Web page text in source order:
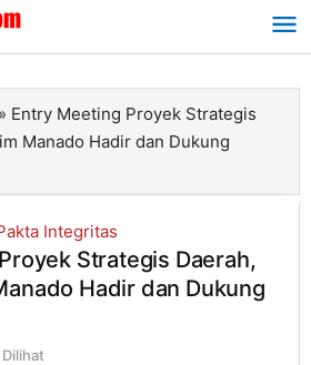
» Entry Meeting Proyek Strategis
Manado Hadir dan Dukung
Integritas
Strategis Daerah,
Hadir dan Dukung
Dilihat